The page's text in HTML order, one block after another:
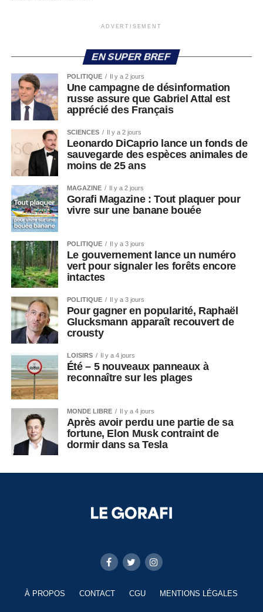
ADVERTISEMENT
EN SUPER BREF
POLITIQUE Il y a 2 jours
Une campagne de désinformation
russe assure que Gabriel Attal est
apprécié des Français
SCIENCES Il y a 2 jours
Leonardo DiCaprio lance un fonds de
sauvegarde des espèces animales de
moins de 25 ans
MAGAZINE Il y a 2 jours
Gorafi Magazine : Tout plaquer pour
vivre sur une banane bouée
POLITIQUE Il y a 3 jours
Le gouvernement lance un numéro
vert pour signaler les forêts encore
intactes
POLITIQUE Il y a 3 jours
Pour gagner en popularité, Raphaël
Glucksmann apparaît recouvert de
crousty
LOISIRS Il y a 4 jours
Été – 5 nouveaux panneaux à
reconnaître sur les plages
MONDE LIBRE Il y a 4 jours
Après avoir perdu une partie de sa
fortune, Elon Musk contraint de
dormir dans sa Tesla
À PROPOS CONTACT CGU MENTIONS LÉGALES